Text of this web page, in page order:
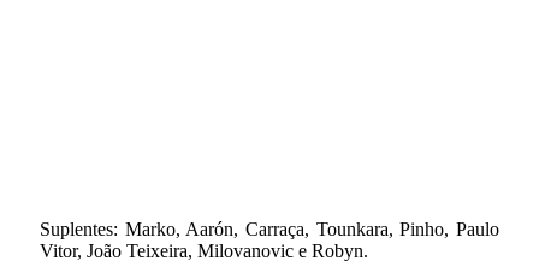
Suplentes: Marko, Aarón, Carraça, Tounkara, Pinho, Paulo
Vitor, João Teixeira, Milovanovic e Robyn.